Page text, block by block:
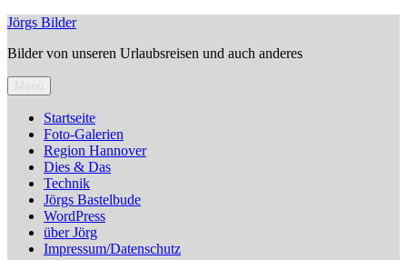
Zum
springen
Jörgs Bilder
Bilder von unseren Urlaubsreisen und auch anderes
Startseite
Foto-Galerien
Region Hannover
Dies & Das
Technik
Jörgs Bastelbude
WordPress
über Jörg
Impressum/Datenschutz